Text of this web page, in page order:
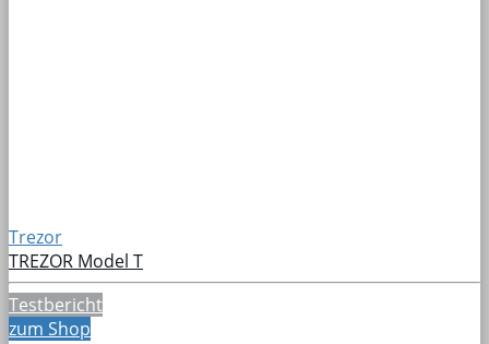
Trezor
TREZOR Model T
Testbericht
zum Shop